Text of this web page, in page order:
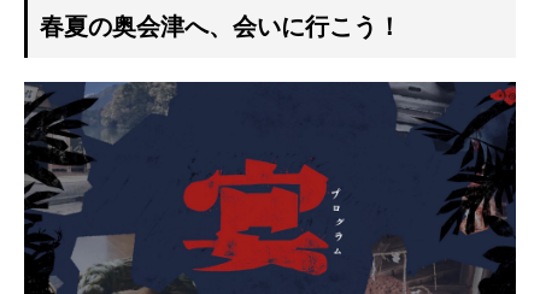
春夏の奥会津へ、会いに行こう！